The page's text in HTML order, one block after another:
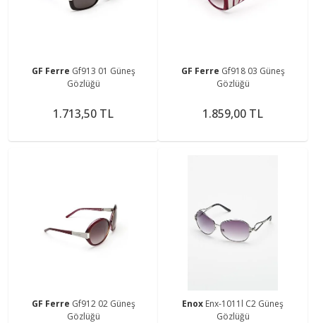
GF Ferre Gf913 01 Güneş
Gözlüğü
1.713,50 TL
GF Ferre Gf918 03 Güneş
Gözlüğü
1.859,00 TL
GF Ferre Gf912 02 Güneş
Gözlüğü
Enox Enx-1011l C2 Güneş
Gözlüğü